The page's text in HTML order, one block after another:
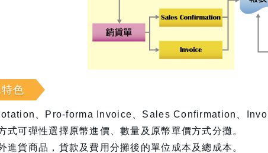
色
、Pro-forma Invoice、Sales Confirmation、
式可彈性選擇原幣進價、數量及原幣單價方式分攤。
進貨商品，貨款及費用分攤後的單位成本及總成本。